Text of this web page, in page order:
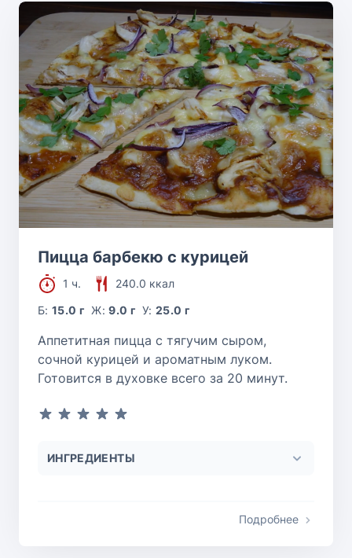
Пицца барбекю с курицей
1 ч.
240.0 ккал
Б:15.0 г Ж:9.0 г У:25.0 г
Аппетитная пицца с тягучим сыром,
сочной курицей и ароматным луком.
Готовится в духовке всего за 20 минут.
ИНГРЕДИЕНТЫ
Подробнее